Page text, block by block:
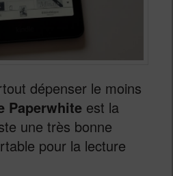
dépenser le moins
Paperwhiteest la
une très bonne
pour la lecture